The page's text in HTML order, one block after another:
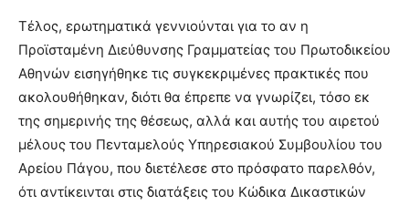
Τέλος, ερωτηματικά γεννιούνται για το αν η
Προϊσταμένη Διεύθυνσης Γραμματείας του Πρωτοδικείου
Αθηνών εισηγήθηκε τις συγκεκριμένες πρακτικές που
ακολουθήθηκαν, διότι θα έπρεπε να γνωρίζει, τόσο εκ
της σημερινής της θέσεως, αλλά και αυτής του αιρετού
μέλους του Πενταμελούς Υπηρεσιακού Συμβουλίου του
Αρείου Πάγου, που διετέλεσε στο πρόσφατο παρελθόν,
ότι αντίκεινται στις διατάξεις του Κώδικα Δικαστικών